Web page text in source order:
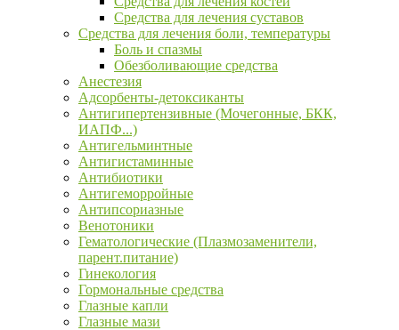
Средства для лечения суставов
Средства для лечения боли, температуры
Боль и спазмы
Обезболивающие средства
Анестезия
Адсорбенты-детоксиканты
Антигипертензивные (Мочегонные, БКК,
ИАПФ...)
Антигельминтные
Антигистаминные
Антибиотики
Антигеморройные
Антипсориазные
Венотоники
Гематологические (Плазмозаменители,
парент.питание)
Гинекология
Гормональные средства
Глазные капли
Глазные мази